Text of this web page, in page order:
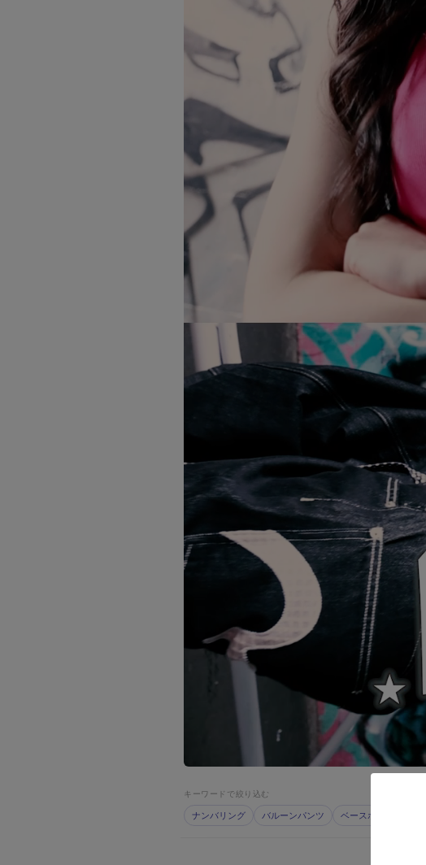
キーワードで絞り込む
ナンバリング バルーンパンツ ベースボールキャップ